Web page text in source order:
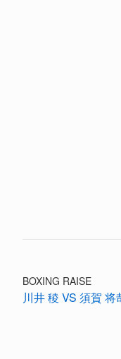
BOXING RAISE
川井 稜 VS 須賀 将